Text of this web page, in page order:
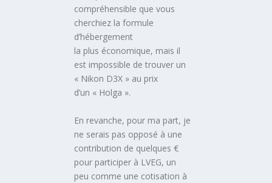
compréhensible que vous
cherchiez la formule
d’hébergement
la plus économique, mais il
est impossible de trouver un
« Nikon D3X » au prix
d’un « Holga ».
En revanche, pour ma part, je
ne serais pas opposé à une
contribution de quelques €
pour participer à LVEG, un
peu comme une cotisation à